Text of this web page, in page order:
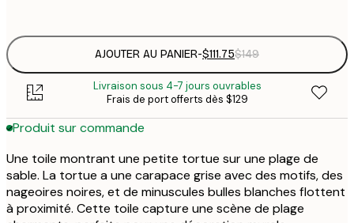
AJOUTER AU PANIER-$111.75$149
Livraison sous 4-7 jours ouvrables
Frais de port offerts dès $129
Produit sur commande
Une toile montrant une petite tortue sur une plage de
sable. La tortue a une carapace grise avec des motifs, des
nageoires noires, et de minuscules bulles blanches flottent
à proximité. Cette toile capture une scène de plage